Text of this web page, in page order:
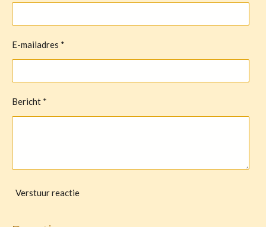
E-mailadres *
Bericht *
Verstuur reactie